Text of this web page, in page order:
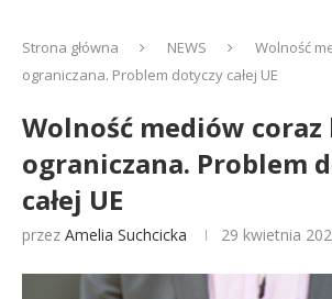
Strona główna NEWS
Wolność
ograniczana. Problem dotyczy całej UE
Wolność mediów coraz
ograniczana. Problem
całej UE
przez Amelia Suchcicka 29 kwietnia